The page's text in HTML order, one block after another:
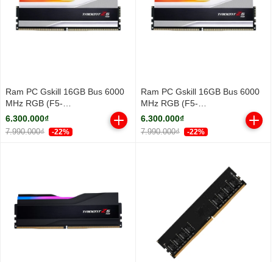
Ram PC Gskill 16GB Bus 6000
MHz RGB (F5-
6000J3636F16GX1-TZ5RW)
6.300.000₫
7.990.000₫ -22%
Ram PC Gskill 16GB Bus 6000
MHz RGB (F5-
6000J3636F16GX1-TZ5RS)
6.300.000₫
7.990.000₫ -22%